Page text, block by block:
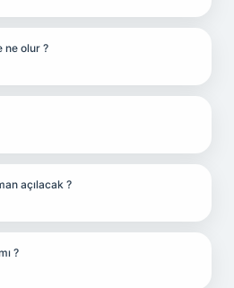
ne olur ?
açılacak ?
?